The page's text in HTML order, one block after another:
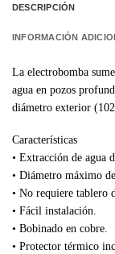
DESCRIPCIÓN
INFORMACIÓN
La electrobomba
agua en pozos
diámetro exterior
Características
• Extracción de agua
• Diámetro máximo
• No requiere tablero
• Fácil instalación.
• Bobinado en cobre.
• Protector térmico